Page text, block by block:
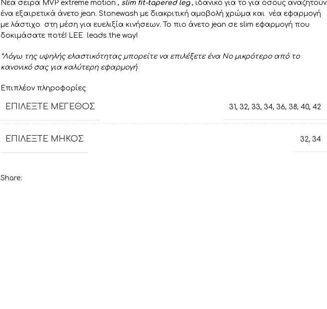
Νέα σειρά MVP extreme motion , slimfit-tapered leg , ιδανικό για το για όσους αναζητούν
ένα εξαιρετικά άνετο jean. Stonewash με διακριτική αμοβολή χρώμα και νέα εφαρμογή
με λάστιχο στη μέση για ευελιξία κινήσεων. Το πιο άνετο jean σε slim εφαρμογή που
δοκιμάσατε ποτέ! LEE leads the way!
*Λόγω της υψηλής ελαστικότητας μπορείτε να επιλέξετε ένα Νο μικρότερο από το
κανονικό σας για καλύτερη εφαρμογή
Επιπλέον πληροφορίες
ΕΠΙΛΈΞΤΕ ΜΈΓΕΘΟΣ 31, 32, 33, 34, 36, 38, 40, 42
ΕΠΙΛΈΞΤΕ ΜΉΚΟΣ 32, 34
Share: